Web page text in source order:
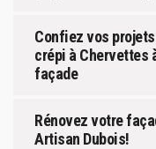
Confiez vos
crépi à Chervettes
façade
Rénovez votre
Artisan Dubois!